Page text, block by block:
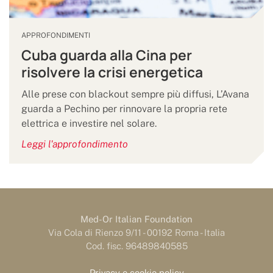
APPROFONDIMENTI
Cuba guarda alla Cina per
risolvere la crisi energetica
Alle prese con blackout sempre più diffusi, L’Avana
guarda a Pechino per rinnovare la propria rete
elettrica e investire nel solare.
Leggi l'approfondimento
Med-Or Italian Foundation
Via Cola di Rienzo 9/11 - 00192 Roma - Italia
Cod. fisc. 96489840585